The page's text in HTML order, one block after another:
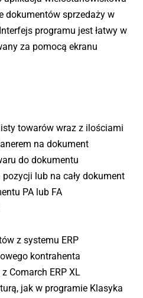
dokumentów sprzedaży w
programu jest łatwy w
za pomocą ekranu
towarów wraz z ilościami
na dokument
do dokumentu
lub na cały dokument
PA lub FA
z systemu ERP
kontrahenta
Comarch ERP XL
jak w programie Klasyka